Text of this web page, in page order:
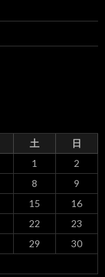
土
日
1
2
8
9
15
16
22
23
29
30